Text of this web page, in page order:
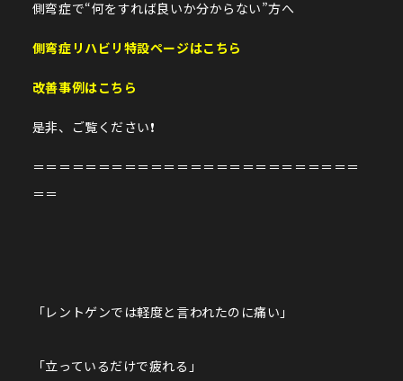
側弯症で“何をすれば良いか分からない”方へ
側弯症リハビリ特設ページはこちら
改善事例はこちら
是非、ご覧ください❗️
＝＝＝＝＝＝＝＝＝＝＝＝＝＝＝＝＝＝＝＝＝＝＝＝＝
＝＝
「レントゲンでは軽度と言われたのに痛い」
「立っているだけで疲れる」